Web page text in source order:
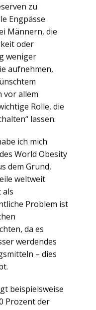
zu
Engpässe
Männern, die
oder
weniger
aufnehmen,
vor allem
Rolle, die
lassen.
ich mich
World Obesity
dem Grund,
weltweit
als
Problem ist
da es
werdendes
– dies
beispielsweise
Prozent der